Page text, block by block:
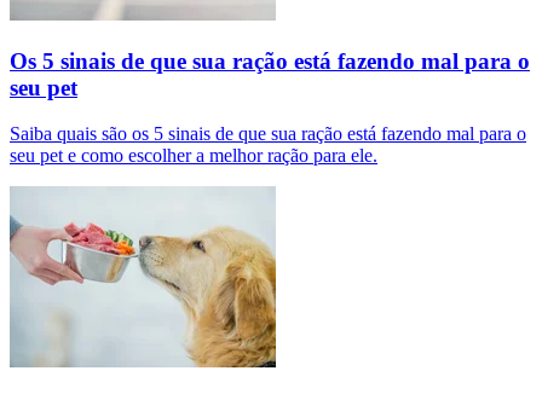
Os 5 sinais de que sua ração está fazendo mal para o
seu pet
Saiba quais são os 5 sinais de que sua ração está fazendo mal para o
seu pet e como escolher a melhor ração para ele.